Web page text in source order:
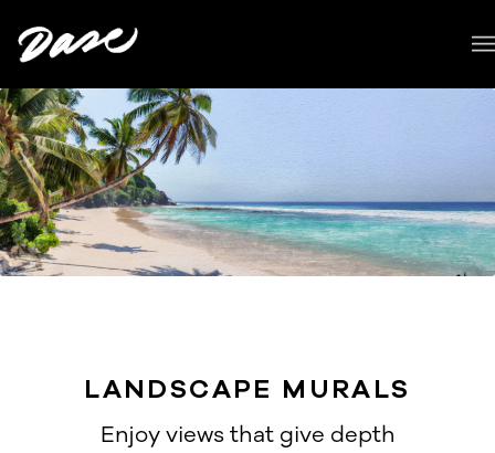
LANDSCAPE MURALS
Enjoy views that give depth